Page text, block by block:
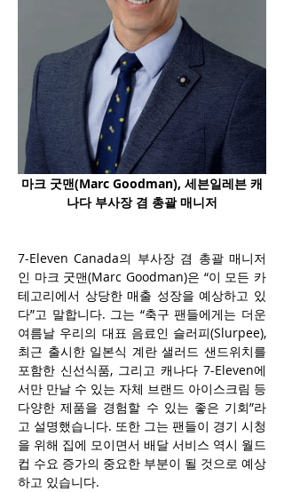
마크 굿맨(Marc Goodman), 세븐일레븐 캐
나다 부사장 겸 총괄 매니저
7-Eleven Canada의 부사장 겸 총괄 매니저
인 마크 굿맨(Marc Goodman)은 “이 모든 카
테고리에서 상당한 매출 성장을 예상하고 있
다”고 말합니다. 그는 “축구 팬들에게는 더운
여름날 우리의 대표 음료인 슬러피(Slurpee),
최근 출시한 일본식 계란 샐러드 샌드위치를
포함한 신선식품, 그리고 캐나다 7-Eleven에
서만 만날 수 있는 자체 브랜드 아이스크림 등
다양한 제품을 경험할 수 있는 좋은 기회”라
고 설명했습니다. 또한 그는 팬들이 경기 시청
을 위해 집에 모이면서 배달 서비스 역시 월드
컵 수요 증가의 중요한 부분이 될 것으로 예상
하고 있습니다.